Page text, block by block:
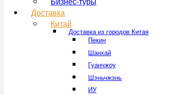
Доставка
Китай
Доставка из городов Китая
Пекин
Шанхай
Гуанчжоу
Шэньчжэнь
ИУ